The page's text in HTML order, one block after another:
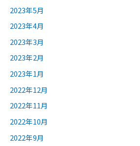
2023年5月
2023年4月
2023年3月
2023年2月
2023年1月
2022年12月
2022年11月
2022年10月
2022年9月